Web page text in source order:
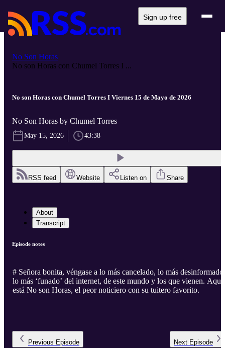
Sign up free
No Son Horas
No son Horas con Chumel Torres I ...
No son Horas con Chumel Torres I Viernes 15 de Mayo de 2026
No Son Horas by Chumel Torres
May 15, 2026 43:38
RSS feed Website Listen on Share
About
Transcript
Episode notes
# Señora bonita, véngase a lo más cancelado, lo más desinformado,
lo más ‘funado’ del internet, de este mundo y los que vienen. Aquí
está No son Horas, el peor noticiero con su tuitero favorito.
Previous Episode Next Episode